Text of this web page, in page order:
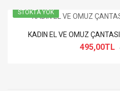
STOKTA YOK
KADIN EL VE OMUZ
495,00TL